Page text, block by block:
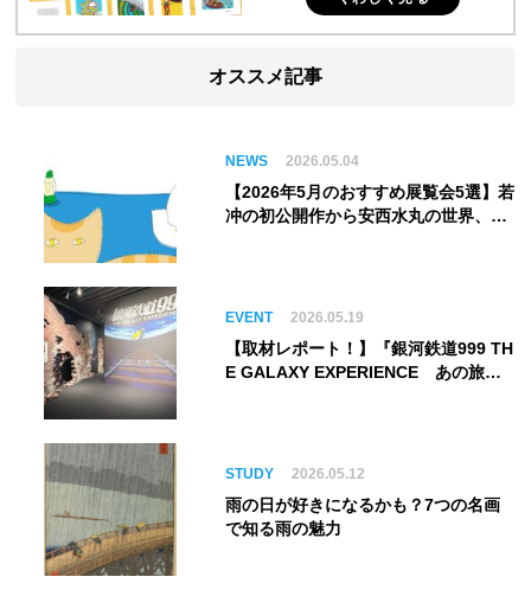
オススメ記事
NEWS 2026.05.04
【2026年5月のおすすめ展覧会5選】若
冲の初公開作から安西水丸の世界、そ
EVENT 2026.05.19
【取材レポート！】『銀河鉄道999 TH
E GALAXY EXPERIENCE あの旅
ム】
STUDY 2026.05.12
雨の日が好きになるかも？7つの名画
で知る雨の魅力